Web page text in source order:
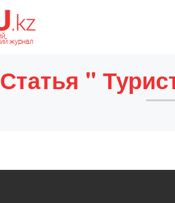
Статья "